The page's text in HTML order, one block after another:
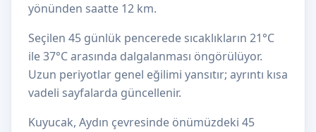
yönünden saatte 12 km.
Seçilen 45 günlük pencerede sıcaklıkların 21°C
ile 37°C arasında dalgalanması öngörülüyor.
Uzun periyotlar genel eğilimi yansıtır; ayrıntı kısa
vadeli sayfalarda güncellenir.
Kuyucak, Aydın çevresinde önümüzdeki 45